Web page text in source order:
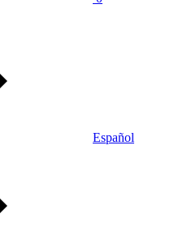
Español